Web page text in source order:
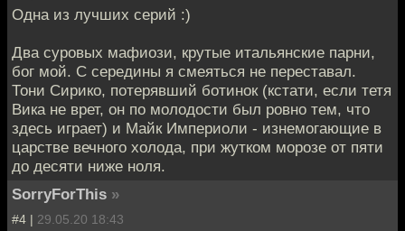
Одна из лучших серий :)
Два суровых мафиози, крутые итальянские парни,
бог мой. С середины я смеяться не переставал.
Тони Сирико, потерявший ботинок (кстати, если тетя
Вика не врет, он по молодости был ровно тем, что
здесь играет) и Майк Империоли - изнемогающие в
царстве вечного холода, при жутком морозе от пяти
до десяти ниже ноля.
SorryForThis »
#4 | 29.05.20 18:43